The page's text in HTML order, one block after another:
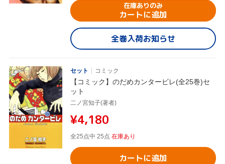
在庫ありのみ
カートに追加
全巻入荷お知らせ
セット コミック
【コミック】のだめカンタービレ(全25巻)セ
ット
二ノ宮知子(著者)
¥4,180
全25点中 25点 在庫あり
カートに追加